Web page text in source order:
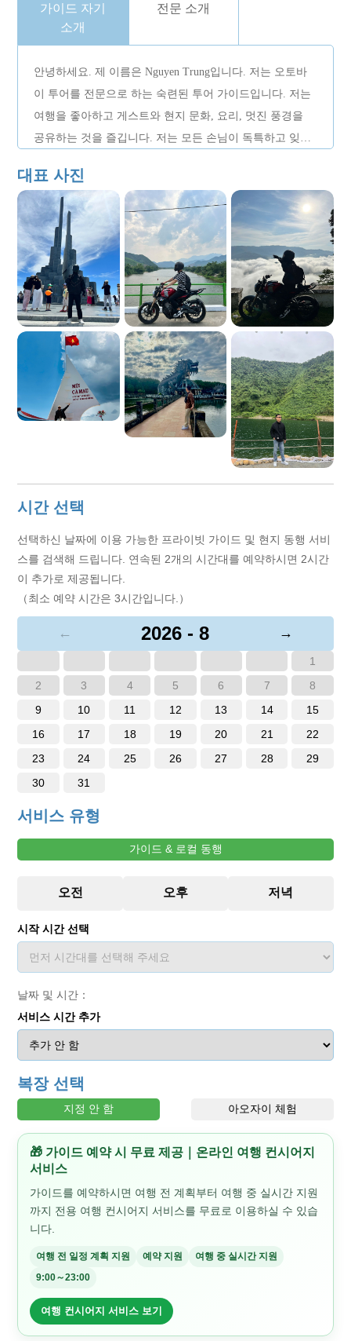
가이드 자기
소개
전문 소개
안녕하세요. 제 이름은 Nguyen Trung입니다. 저는 오토바
이 투어를 전문으로 하는 숙련된 투어 가이드입니다. 저는
여행을 좋아하고 게스트와 현지 문화, 요리, 멋진 풍경을
공유하는 것을 즐깁니다. 저는 모든 손님이 독특하고 잊을
다. 나는 당신과 함께 일할 수 있는 기회를 기대하고 있습
니다!
대표 사진
시간 선택
선택하신 날짜에 이용 가능한 프라이빗 가이드 및 현지 동행 서비
스를 검색해 드립니다. 연속된 2개의 시간대를 예약하시면 2시간
이 추가로 제공됩니다.
（최소 예약 시간은 3시간입니다.）
← 2026 - 8 →
1
2
3 4 5 6 7
8
9
10 11 12 13 14
15
16
17 18 19 20 21
22
23
24 25 26 27 28
29
30
31
서비스 유형
가이드 & 로컬 동행
시작 시간 선택
날짜 및 시간：
서비스 시간 추가
복장 선택
지정 안 함 아오자이 체험
🎁 가이드 예약 시 무료 제공｜온라인 여행 컨시어지
서비스
가이드를 예약하시면 여행 전 계획부터 여행 중 실시간 지원
까지 전용 여행 컨시어지 서비스를 무료로 이용하실 수 있습
니다.
여행 전 일정 계획 지원 예약 지원
여행 중 실시간 지원
9:00～23:00
여행 컨시어지 서비스 보기